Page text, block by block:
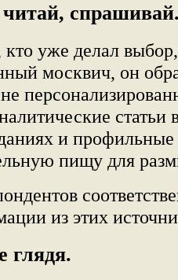
уже делал
москвич, он
статьи
и
пищу для
из этих
глядя.